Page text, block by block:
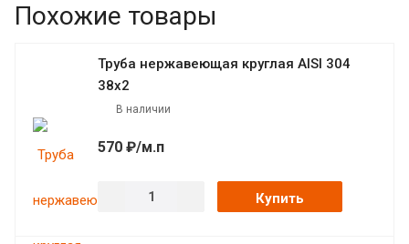
Похожие товары
Труба нержавеющая круглая AISI 304
38х2
В наличии
570 ₽/м.п
Купить